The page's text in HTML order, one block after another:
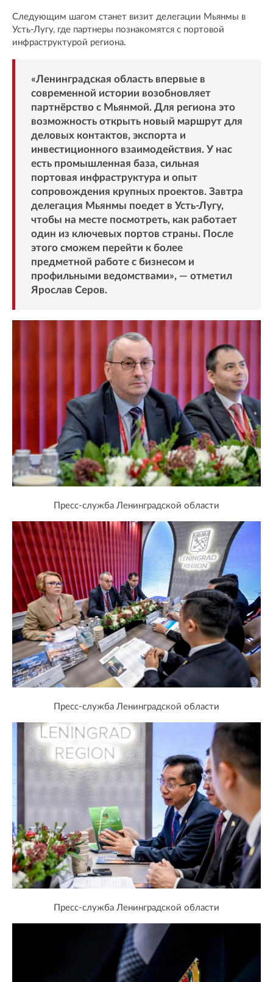
Следующим шагом станет визит делегации Мьянмы в
Усть-Лугу, где партнеры познакомятся с портовой
инфраструктурой региона.
«Ленинградская область впервые в
современной истории возобновляет
партнёрство с Мьянмой. Для региона это
возможность открыть новый маршрут для
деловых контактов, экспорта и
инвестиционного взаимодействия. У нас
есть промышленная база, сильная
портовая инфраструктура и опыт
сопровождения крупных проектов. Завтра
делегация Мьянмы поедет в Усть-Лугу,
чтобы на месте посмотреть, как работает
один из ключевых портов страны. После
этого сможем перейти к более
предметной работе с бизнесом и
профильными ведомствами», — отметил
Ярослав Серов.
Пресс-служба Ленинградской области
Пресс-служба Ленинградской области
Пресс-служба Ленинградской области